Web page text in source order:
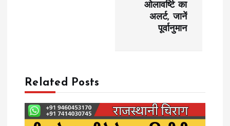
g
ओलावर्ष्टि का
अलर्ट, जानें
पूर्वानुमान
Related Posts